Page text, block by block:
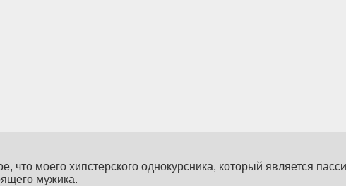
моего хипстерского однокурсника, который является
мужика.